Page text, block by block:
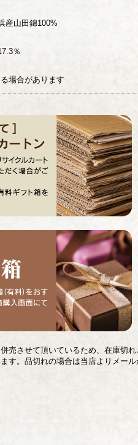
産山田錦100%
％
場合があります
売させて頂いているため、在庫切
す。品切れの場合は当店よりメー